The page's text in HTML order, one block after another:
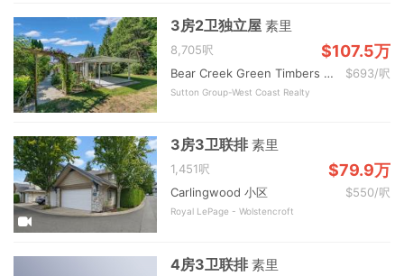
3房2卫独立屋素里
8,705呎 $107.5万
Bear Creek Green Timbers 社区 $693/呎
Sutton Group-West Coast Realty
3房3卫联排素里
1,451呎 $79.9万
Carlingwood 小区 $550/呎
Royal LePage - Wolstencroft
4房3卫联排素里